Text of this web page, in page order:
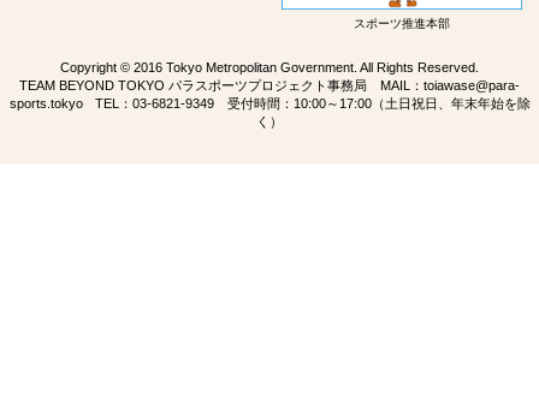
スポーツ推進本部
Copyright © 2016 Tokyo Metropolitan Government. All Rights Reserved.
TEAM BEYOND TOKYO パラスポーツプロジェクト事務局 MAIL： toiawase@para-
sports.tokyoTEL： 03-6821-9349受付時間：10:00～17:00（土日祝日、年末年始を除
く）